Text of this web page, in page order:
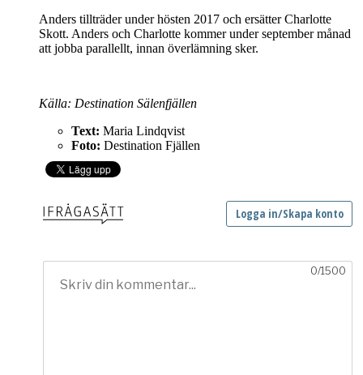
Anders tillträder under hösten 2017 och ersätter Charlotte
Skott. Anders och Charlotte kommer under september månad
att jobba parallellt, innan överlämning sker.
Källa: Destination Sälenfjällen
Text: Maria Lindqvist
Foto: Destination Fjällen